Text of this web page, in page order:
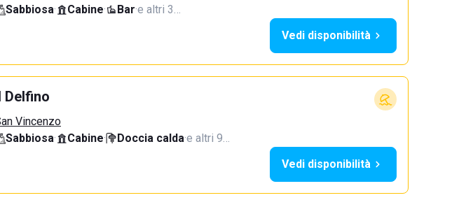
Sabbiosa· Cabine· Bar·e altri 3…
Vedi disponibilità
Delfino
Vincenzo
Sabbiosa· Cabine· Doccia calda·e altri 9…
Vedi disponibilità